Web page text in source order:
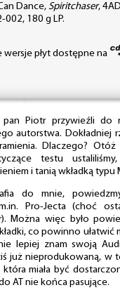
Dance, Spiritchaser,
002, 180 g LP.
wersje płyt dostępne na
pan Piotr przywieźli do
autorstwa.
Dlaczego? Otóż
testu
i tanią wkładką typu
do mnie,
Pro-Jecta (choć
Można więc było
co powinno ułatwić
lepiej znam swoją
już nieprodukowaną, w
która miała być
AT nie końca pasujące.